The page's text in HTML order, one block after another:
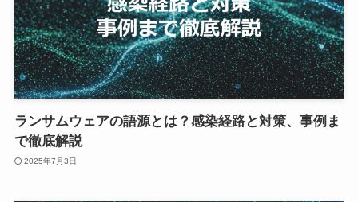
ランサムウェアの語源とは？感染経路と対策、事例ま
で徹底解説
2025年7月3日